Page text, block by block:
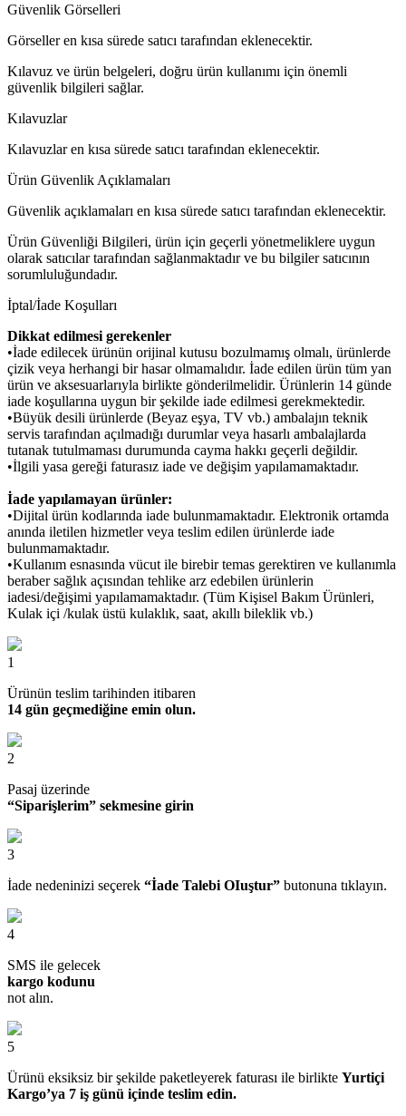
Güvenlik Görselleri
Görseller en kısa sürede satıcı tarafından eklenecektir.
Kılavuz ve ürün belgeleri, doğru ürün kullanımı için önemli
güvenlik bilgileri sağlar.
Kılavuzlar
Kılavuzlar en kısa sürede satıcı tarafından eklenecektir.
Ürün Güvenlik Açıklamaları
Güvenlik açıklamaları en kısa sürede satıcı tarafından eklenecektir.
Ürün Güvenliği Bilgileri, ürün için geçerli yönetmeliklere uygun
olarak satıcılar tarafından sağlanmaktadır ve bu bilgiler satıcının
sorumluluğundadır.
İptal/İade Koşulları
Dikkat edilmesi gerekenler
•İade edilecek ürünün orijinal kutusu bozulmamış olmalı, ürünlerde
çizik veya herhangi bir hasar olmamalıdır. İade edilen ürün tüm yan
ürün ve aksesuarlarıyla birlikte gönderilmelidir. Ürünlerin 14 günde
iade koşullarına uygun bir şekilde iade edilmesi gerekmektedir.
•Büyük desili ürünlerde (Beyaz eşya, TV vb.) ambalajın teknik
servis tarafından açılmadığı durumlar veya hasarlı ambalajlarda
tutanak tutulmaması durumunda cayma hakkı geçerli değildir.
•İlgili yasa gereği faturasız iade ve değişim yapılamamaktadır.
İade yapılamayan ürünler:
•Dijital ürün kodlarında iade bulunmamaktadır. Elektronik ortamda
anında iletilen hizmetler veya teslim edilen ürünlerde iade
bulunmamaktadır.
•Kullanım esnasında vücut ile birebir temas gerektiren ve kullanımla
beraber sağlık açısından tehlike arz edebilen ürünlerin
iadesi/değişimi yapılamamaktadır. (Tüm Kişisel Bakım Ürünleri,
Kulak içi /kulak üstü kulaklık, saat, akıllı bileklik vb.)
1
Ürünün teslim tarihinden itibaren
14 gün geçmediğine emin olun.
2
Pasaj üzerinde
“Siparişlerim” sekmesine girin
3
İade nedeninizi seçerek “İade Talebi OIuştur” butonuna tıklayın.
4
SMS ile gelecek
kargo kodunu
not alın.
5
Ürünü eksiksiz bir şekilde paketleyerek faturası ile birlikte Yurtiçi
Kargo’ya 7 iş günü içinde teslim edin.